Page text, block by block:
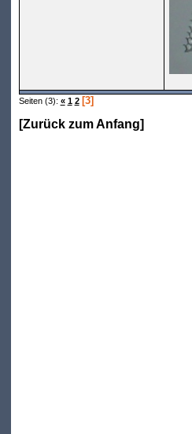
Seiten (3): « 1 2 [3]
[Zurück zum Anfang]